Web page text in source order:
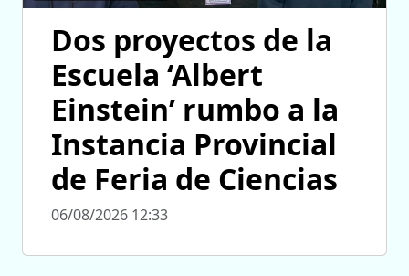
Dos proyectos de la
Escuela ‘Albert
Einstein’ rumbo a la
Instancia Provincial
de Feria de Ciencias
06/08/2026 12:33